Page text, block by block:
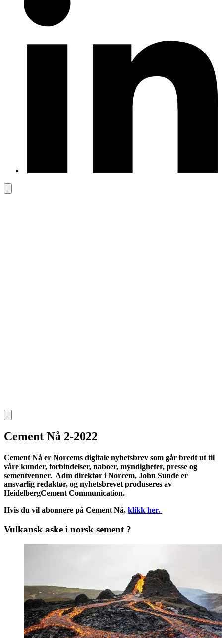
Cement Nå 2-2022
Cement Nå er Norcems digitale nyhetsbrev som går bredt ut til
våre kunder, forbindelser, naboer, myndigheter, presse og
sementvenner. Adm direktør i Norcem, John Sunde er
ansvarlig redaktør, og nyhetsbrevet produseres av
HeidelbergCement Communication.
Hvis du vil abonnere på Cement Nå, klikk her.
Vulkansk aske i norsk sement ?